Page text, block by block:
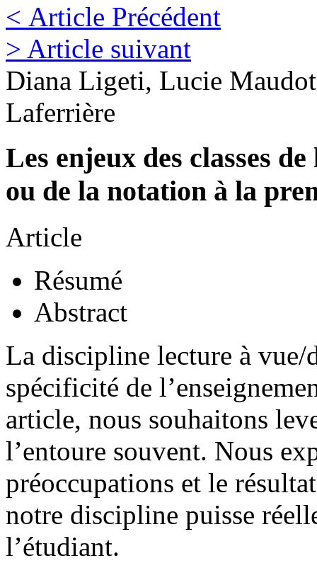
< Article Précédent
> Article suivant
Diana Ligeti, Lucie
Laferrière
Les enjeux des classes
ou de la notation à la
Article
Résumé
Abstract
La discipline lecture à vue/
spécificité de
article, nous souhaitons
l’entoure souvent. Nous
préoccupations et le
notre discipline puisse
l’étudiant.